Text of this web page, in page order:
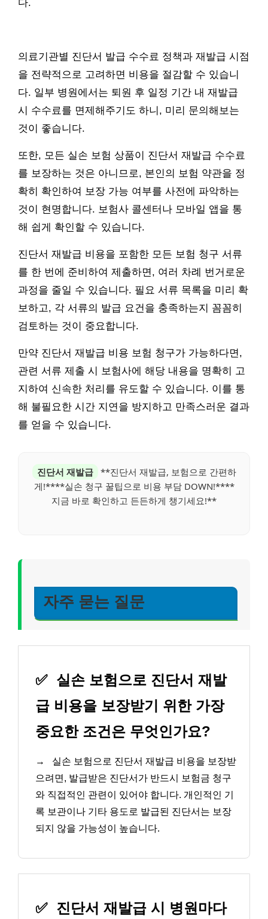
다.
의료기관별 진단서 발급 수수료 정책과 재발급 시점
을 전략적으로 고려하면 비용을 절감할 수 있습니
다. 일부 병원에서는 퇴원 후 일정 기간 내 재발급
시 수수료를 면제해주기도 하니, 미리 문의해보는
것이 좋습니다.
또한, 모든 실손 보험 상품이 진단서 재발급 수수료
를 보장하는 것은 아니므로, 본인의 보험 약관을 정
확히 확인하여 보장 가능 여부를 사전에 파악하는
것이 현명합니다. 보험사 콜센터나 모바일 앱을 통
해 쉽게 확인할 수 있습니다.
진단서 재발급 비용을 포함한 모든 보험 청구 서류
를 한 번에 준비하여 제출하면, 여러 차례 번거로운
과정을 줄일 수 있습니다. 필요 서류 목록을 미리 확
보하고, 각 서류의 발급 요건을 충족하는지 꼼꼼히
검토하는 것이 중요합니다.
만약 진단서 재발급 비용 보험 청구가 가능하다면,
관련 서류 제출 시 보험사에 해당 내용을 명확히 고
지하여 신속한 처리를 유도할 수 있습니다. 이를 통
해 불필요한 시간 지연을 방지하고 만족스러운 결과
를 얻을 수 있습니다.
진단서 재발급
**진단서 재발급, 보험으로 간편하
게!****실손 청구 꿀팁으로 비용 부담 DOWN!****
지금 바로 확인하고 든든하게 챙기세요!**
자주 묻는 질문
✅ 실손 보험으로 진단서 재발
급 비용을 보장받기 위한 가장
중요한 조건은 무엇인가요?
→
실손 보험으로 진단서 재발급 비용을 보장받
으려면, 발급받은 진단서가 반드시 보험금 청구
와 직접적인 관련이 있어야 합니다. 개인적인 기
록 보관이나 기타 용도로 발급된 진단서는 보장
되지 않을 가능성이 높습니다.
✅ 진단서 재발급 시 병원마다